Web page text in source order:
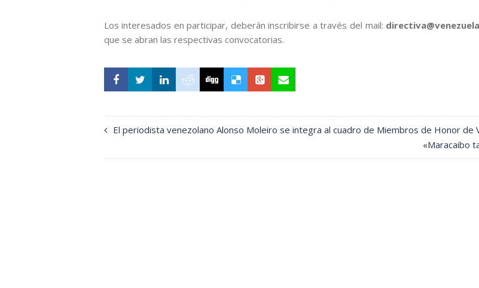
Los interesados en participar, deberán inscribirse a través del mail:
que se abran las respectivas convocatorias.
El periodista venezolano Alonso Moleiro se integra al cuadro de Miembros de Honor de
«Maracaibo